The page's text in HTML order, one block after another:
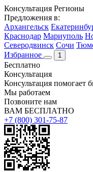
Консультация Регионы
Предложения в:
Архангельск
Краснодар Мариуполь
Северодвинск Сочи
Избранное
1
Бесплатно
Консультация
Консультация помогает
Мы работаем
Позвоните нам
ВАМ БЕСПЛАТНО
+7 (800) 301-75-87